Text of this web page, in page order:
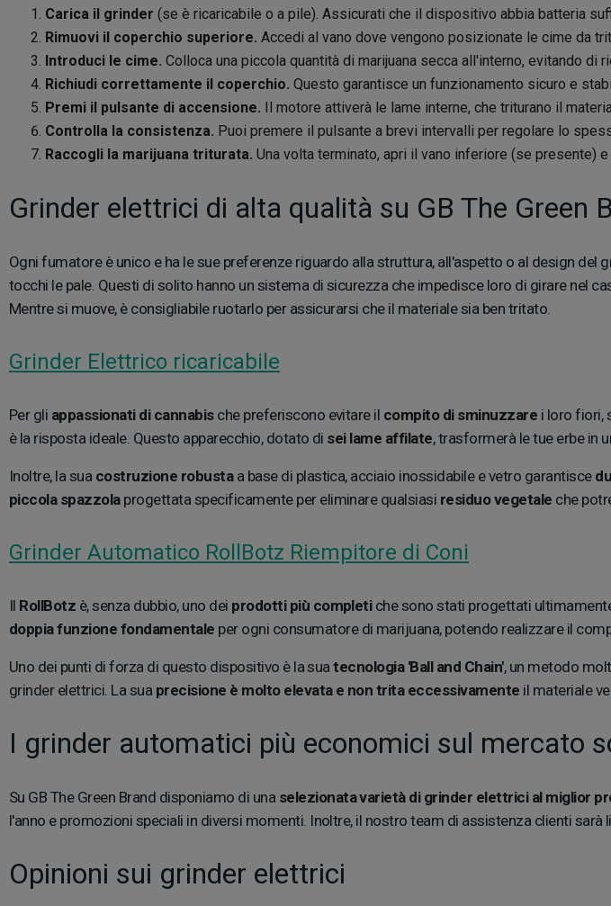
Carica il grinder (se è ricaricabile o a pile). Assicurati che il dispositivo abbia batteria
Rimuovi il coperchio superiore. Accedi al vano dove vengono posizionate le cime da
Introduci le cime. Colloca una piccola quantità di marijuana secca all'interno, evitando di
Richiudi correttamente il coperchio. Questo garantisce un funzionamento sicuro e
Premi il pulsante di accensione. Il motore attiverà le lame interne, che triturano il
Controlla la consistenza. Puoi premere il pulsante a brevi intervalli per regolare lo
Raccogli la marijuana triturata. Una volta terminato, apri il vano inferiore (se presente)
Grinder elettrici di alta qualità su GB The Green
Ogni fumatore è unico e ha le sue preferenze riguardo alla struttura, all'aspetto o al design del
tocchi le pale. Questi di solito hanno un sistema di sicurezza che impedisce loro di girare nel
Mentre si muove, è consigliabile ruotarlo per assicurarsi che il materiale sia ben tritato.
Grinder Elettrico ricaricabile
Per gli appassionati di cannabische preferiscono evitare il compito di sminuzzare i loro fiori,
è la risposta ideale. Questo apparecchio, dotato di sei lame affilate, trasformerà le tue erbe in
Inoltre, la sua costruzione robustaa base di plastica, acciaio inossidabile e vetro garantisce
piccola spazzolaprogettata specificamente per eliminare qualsiasi residuo vegetale che
Grinder Automatico RollBotz Riempitore di Coni
Il RollBotz è, senza dubbio, uno dei prodotti più completiche sono stati progettati
doppia funzione fondamentale per ogni consumatore di marijuana, potendo realizzare il
Uno dei punti di forza di questo dispositivo è la suatecnologia 'Ball and Chain', un metodo
grinder elettrici. La sua precisione è molto elevata e non trita eccessivamente il materiale
I grinder automatici più economici sul mercato
Su GB The Green Brand disponiamo di una selezionata varietà di grinder elettrici al miglior
l'anno e promozioni speciali in diversi momenti. Inoltre, il nostro team di assistenza clienti
Opinioni sui grinder elettrici